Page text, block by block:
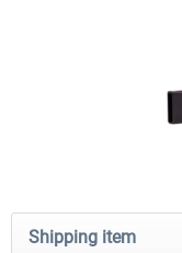
Hotas Warthog,...
Shipping item